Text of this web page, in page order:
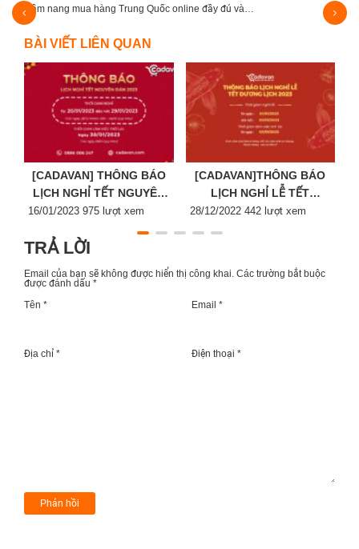
mua hàng Trung Quốc online đầy đủ và… 4 Nguồn hàng
BÀI VIẾT LIÊN QUAN
[CADAVAN] THÔNG BÁO
LỊCH NGHỈ TẾT NGUYÊN
ĐÁN 2023
Posted
16/01/2023 975 lượt xem
[CADAVAN]THÔNG BÁO
LỊCH NGHỈ LỄ TẾT
DƯƠNG LỊCH 2023
Posted
28/12/2022 442 lượt xem
TRẢ LỜI
Email của bạn sẽ không được hiển thị công khai. Các trường bắt buộc
được đánh dấu *
Tên *
Email *
Địa chỉ * Điện thoại *